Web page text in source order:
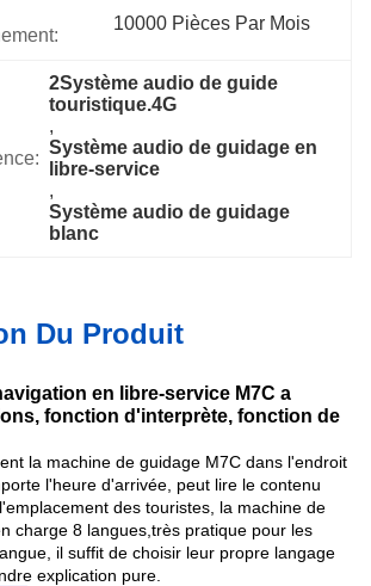
10000 Pièces Par Mois
2Système audio de guide
touristique.4G
,
Système audio de guidage en
libre-service
,
Système audio de guidage
blanc
Du Produit
en libre-service M7C a
fonction d'interprète, fonction de
la machine de guidage M7C dans l'endroit
l'heure d'arrivée, peut lire le contenu
des touristes, la machine de
charge 8 langues,très pratique pour les
il suffit de choisir leur propre langage
explication pure.